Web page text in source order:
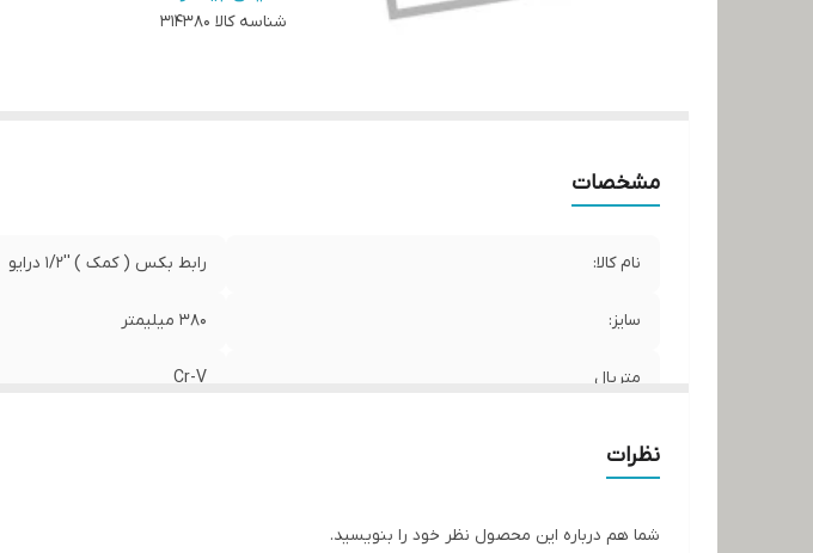
شناسه کالا 314380
مشخصات
نام کالا: رابط بکس ( کمک ) ''1/2 درایو
سایز: 380 میلیمتر
متریال Cr-V
نظرات
شما هم درباره این محصول نظر خود را بنویسید.